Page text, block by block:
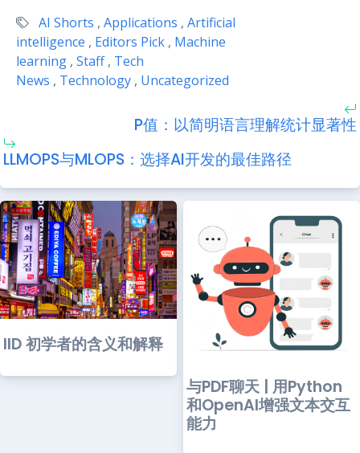
AI Shorts , Applications , Artificial
intelligence , Editors Pick , Machine
learning , Staff , Tech
News , Technology , Uncategorized
P值：以简明语言理解统计显著性
LLMOPS与MLOPS：选择AI开发的最佳路径
IID 初学者的含义和解释
与PDF聊天 | 用Python
和OpenAI增强文本交互
能力